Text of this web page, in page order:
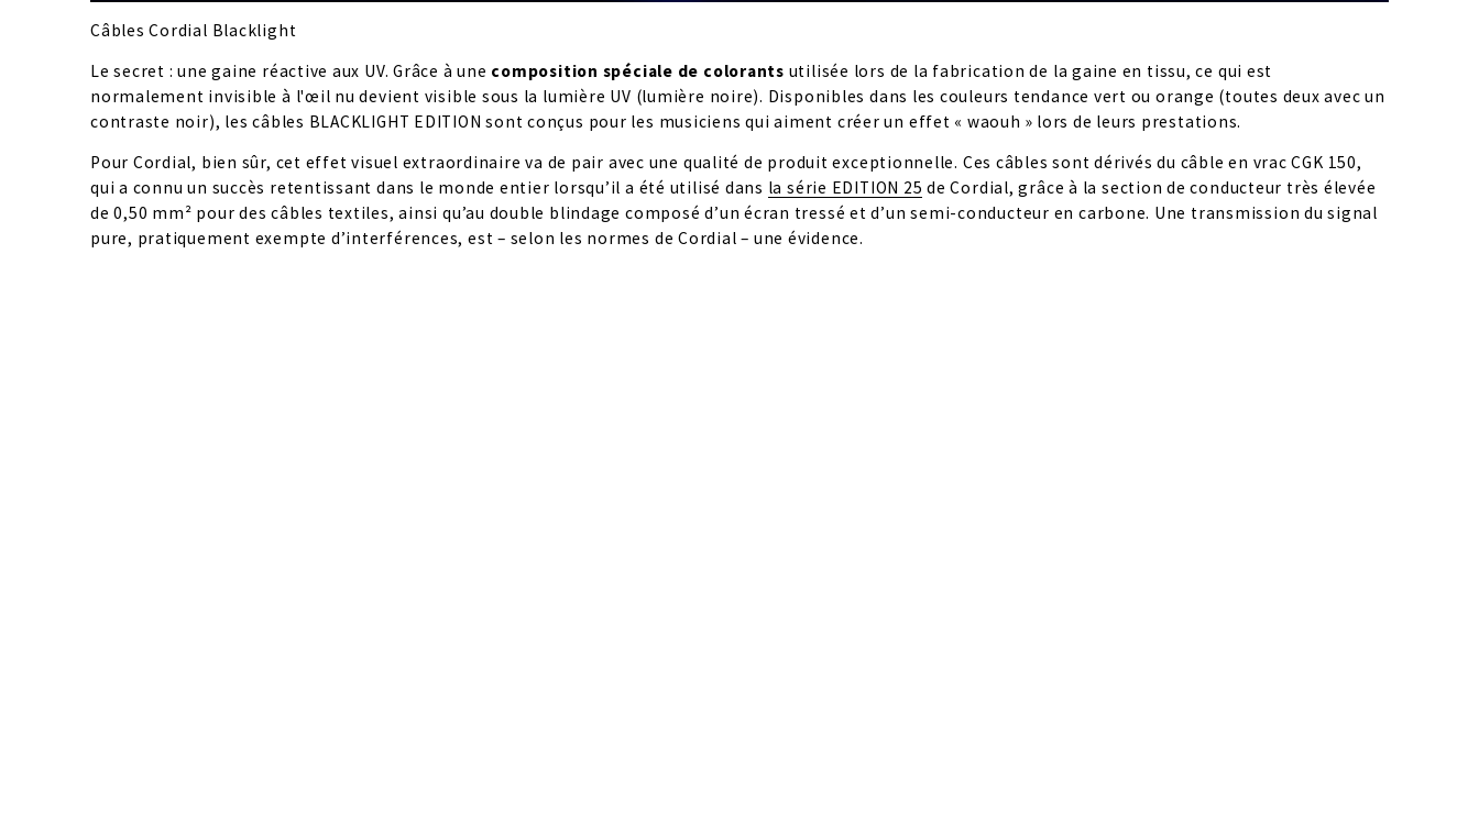
Câbles Cordial Blacklight
Le secret : une gaine réactive aux UV. Grâce à une composition spéciale de colorants utilisée lors de la fabrication de la gaine en tissu, ce qui est
normalement invisible à l'œil nu devient visible sous la lumière UV (lumière noire). Disponibles dans les couleurs tendance vert ou orange (toutes deux avec un
contraste noir), les câbles BLACKLIGHT EDITION sont conçus pour les musiciens qui aiment créer un effet « waouh » lors de leurs prestations.
Pour Cordial, bien sûr, cet effet visuel extraordinaire va de pair avec une qualité de produit exceptionnelle. Ces câbles sont dérivés du câble en vrac CGK 150,
qui a connu un succès retentissant dans le monde entier lorsqu’il a été utilisé dans la série EDITION 25 de Cordial, grâce à la section de conducteur très élevée
de 0,50 mm² pour des câbles textiles, ainsi qu’au double blindage composé d’un écran tressé et d’un semi-conducteur en carbone. Une transmission du signal
pure, pratiquement exempte d’interférences, est – selon les normes de Cordial – une évidence.